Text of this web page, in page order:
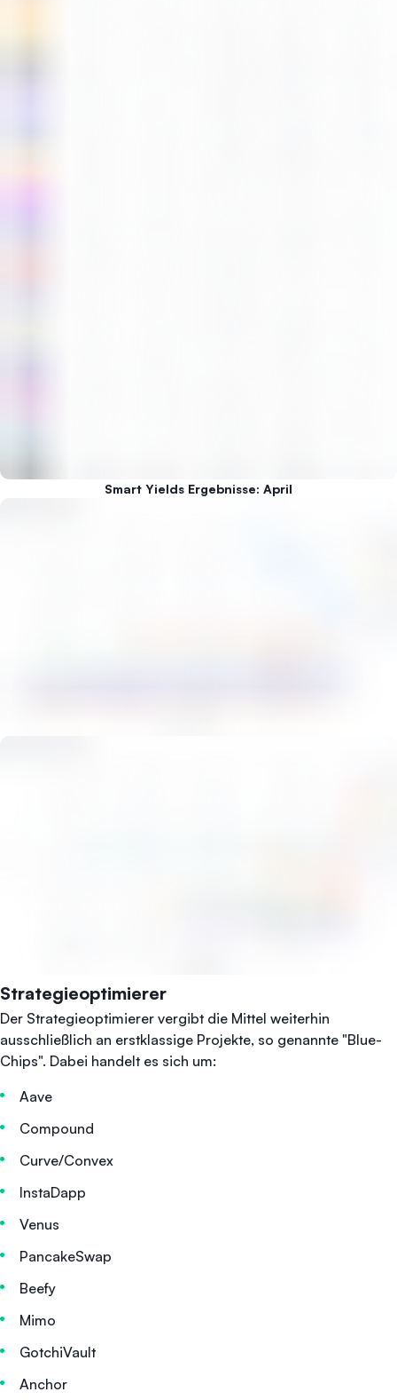
Smart Yields Ergebnisse: April
Strategieoptimierer
Der Strategieoptimierer vergibt die Mittel weiterhin
ausschließlich an erstklassige Projekte, so genannte "Blue-
Chips". Dabei handelt es sich um:
Aave
Compound
Curve/Convex
InstaDapp
Venus
PancakeSwap
Beefy
Mimo
GotchiVault
Anchor